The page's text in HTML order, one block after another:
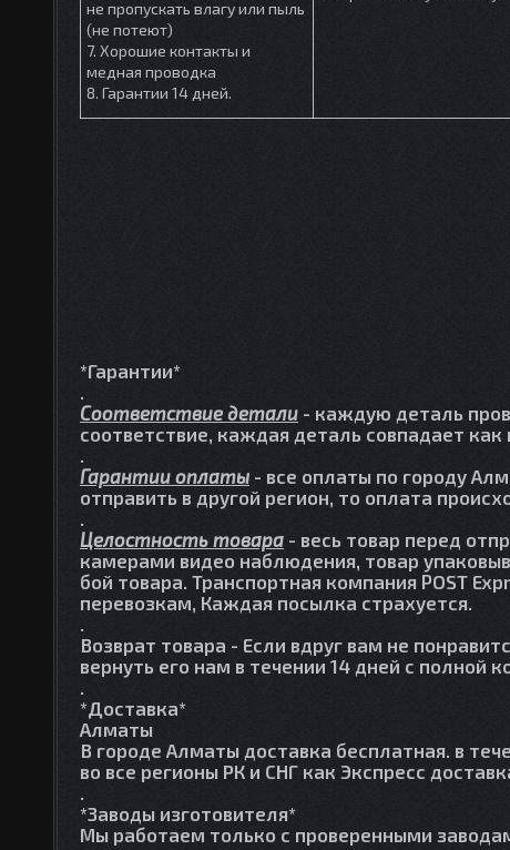
не пропускать влагу или пыль
(не потеют)
7. Хорошие контакты и
медная проводка
8. Гарантии 14 дней.
*Гарантии*
.
Соответствие детали - каждую деталь
соответствие, каждая деталь совпадает
.
Гарантии оплаты - все оплаты по городу
отправить в другой регион, то оплата
.
Целостность товара - весь товар перед
камерами видео наблюдения, товар
бой товара. Транспортная компания POST
перевозкам, Каждая посылка страхуется.
.
Возврат товара - Если вдруг вам не
вернуть его нам в течении 14 дней с полной
.
*Доставка*
Алматы
В городе Алматы доставка бесплатная. в
во все регионы РК и СНГ как Экспресс
.
*Заводы изготовителя*
Мы работаем только с проверенными